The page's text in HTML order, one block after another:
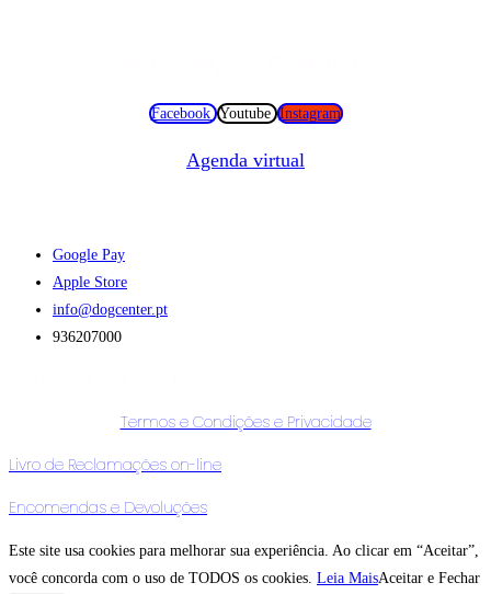
Facebook Youtube Instagram
Agenda virtual
Google Pay
Apple Store
info@dogcenter.pt
936207000
Termos e Condições e Privacidade
Livro de Reclamações on-line
Encomendas e Devoluções
Este site usa cookies para melhorar sua experiência. Ao clicar em “Aceitar”,
você concorda com o uso de TODOS os cookies. Leia MaisAceitar e Fechar